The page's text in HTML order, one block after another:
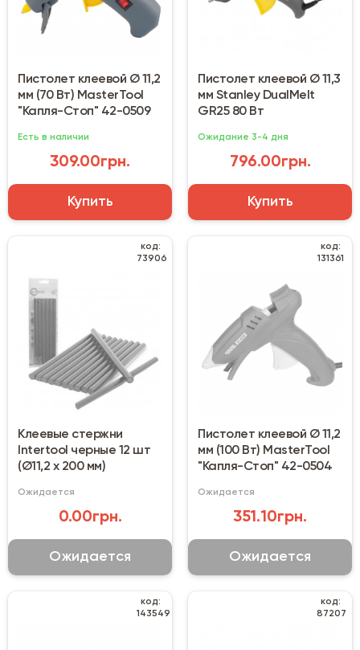
Пистолет клеевой Ø 11,2
мм (70 Вт) MasterTool
"Капля-Стоп" 42-0509
Есть в наличии
309.00грн.
Купить
Пистолет клеевой Ø 11,3
мм Stanley DualMelt
GR25 80 Вт
Ожидание 3-4 дня
796.00грн.
Купить
код:
73906
Клеевые стержни
Intertool черные 12 шт
(Ø11,2 x 200 мм)
Ожидается
0.00грн.
Ожидается
код:
131361
Пистолет клеевой Ø 11,2
мм (100 Вт) MasterTool
"Капля-Стоп" 42-0504
Ожидается
351.10грн.
Ожидается
код:
143549
код:
87207